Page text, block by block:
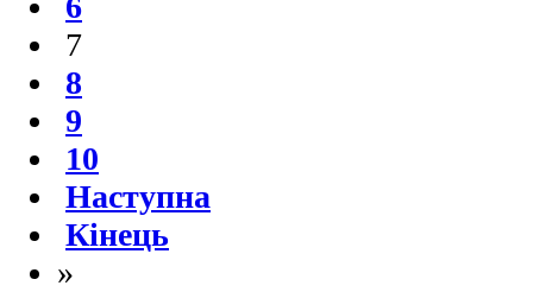
7
8
9
10
Наступна
Кінець
»